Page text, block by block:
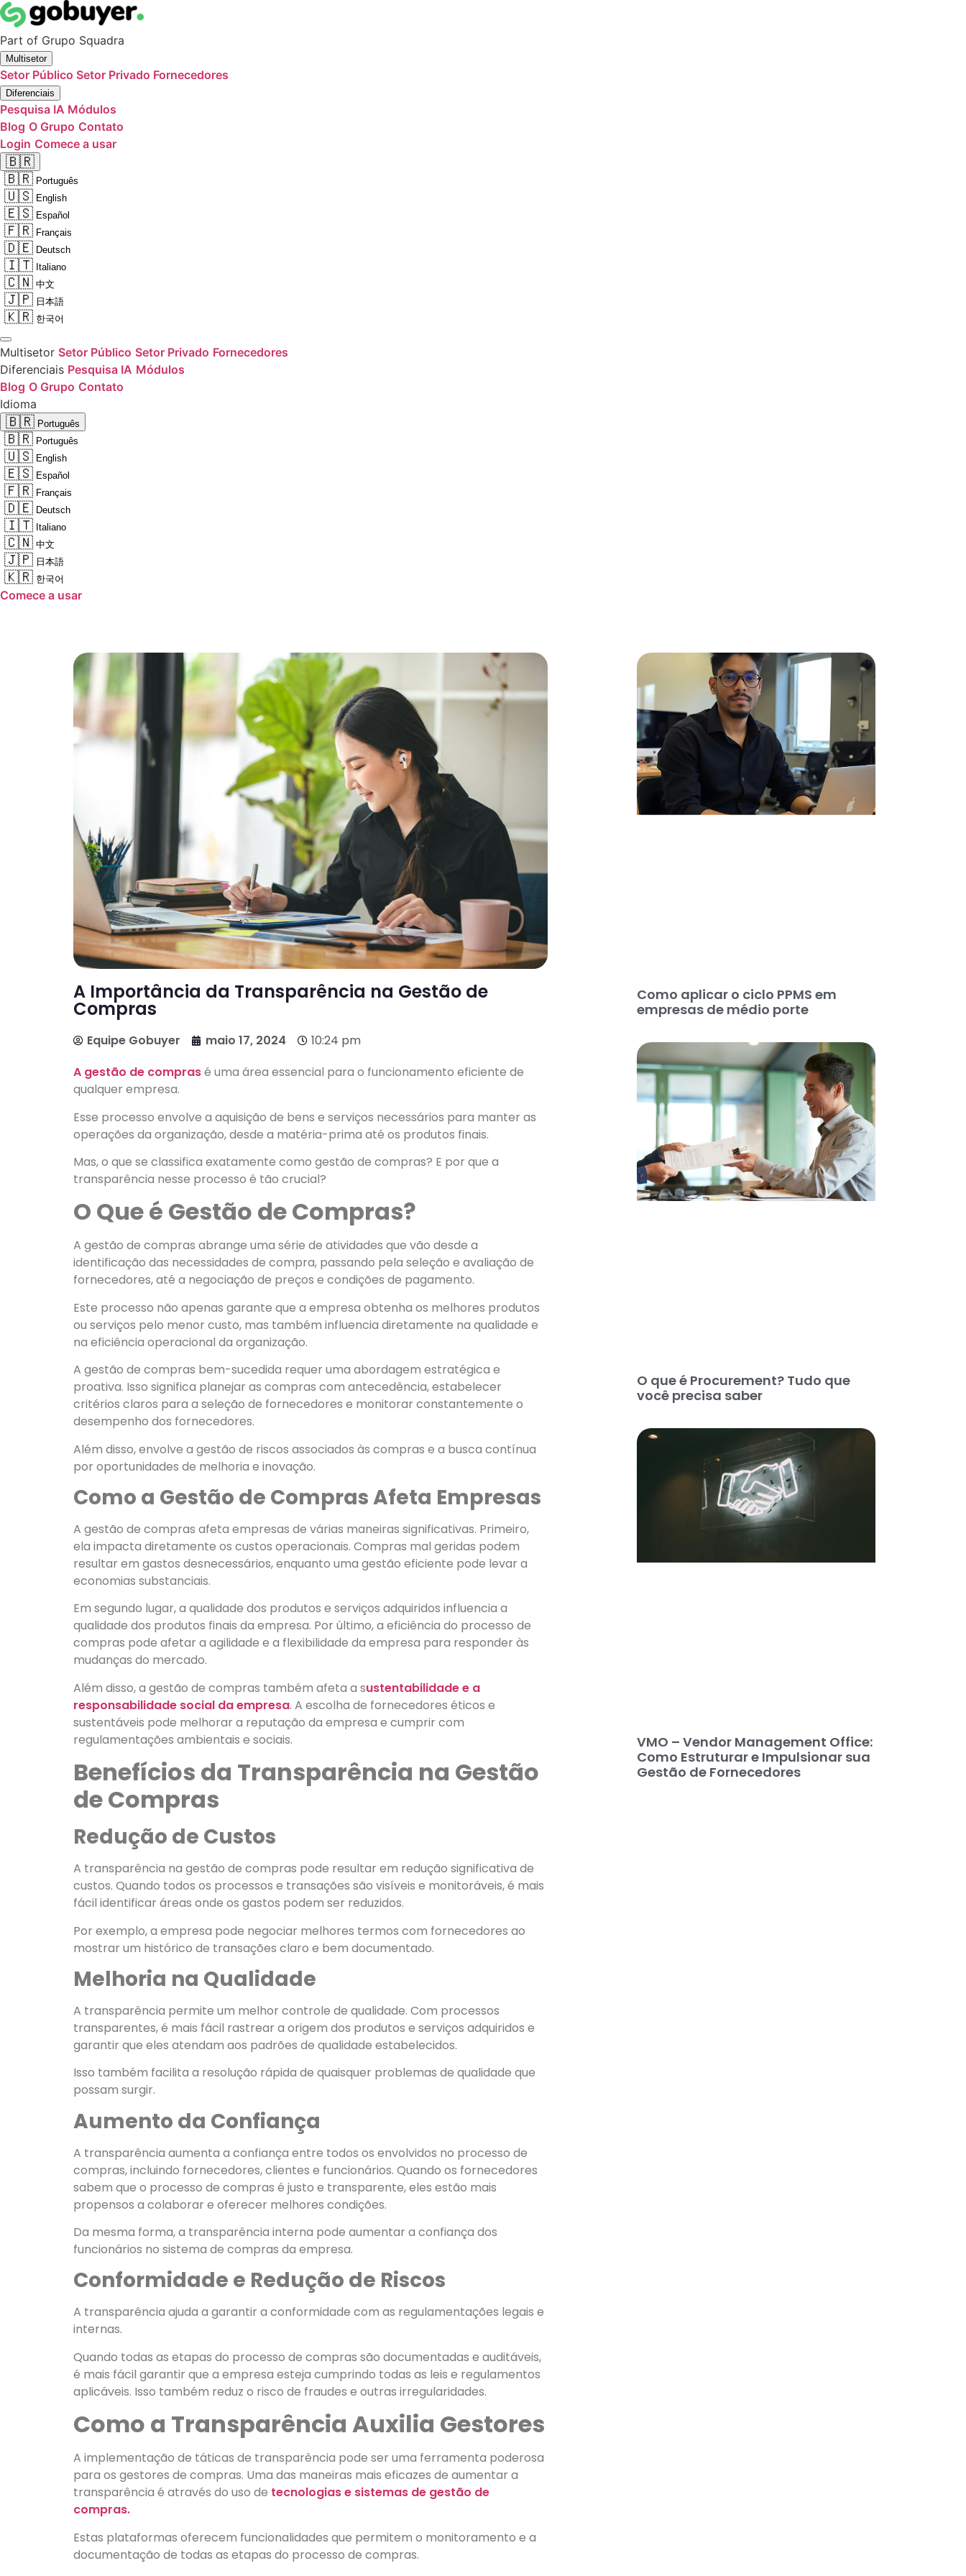
Part of Grupo Squadra
Multisetor
Setor Público Setor Privado Fornecedores
Diferenciais
Pesquisa IA Módulos
Blog O Grupo Contato
Login Comece a usar
🇧🇷
🇧🇷 Português
🇺🇸 English
🇪🇸 Español
🇫🇷 Français
🇩🇪 Deutsch
🇮🇹 Italiano
🇨🇳 中文
🇯🇵 日本語
🇰🇷 한국어
Multisetor Setor Público Setor Privado Fornecedores
Diferenciais Pesquisa IA Módulos
Blog O Grupo Contato
Idioma
🇧🇷 Português
🇧🇷 Português
🇺🇸 English
🇪🇸 Español
🇫🇷 Français
🇩🇪 Deutsch
🇮🇹 Italiano
🇨🇳 中文
🇯🇵 日本語
🇰🇷 한국어
Comece a usar
A Importância da Transparência na Gestão de
Compras
Equipe Gobuyer maio 17, 2024
10:24 pm
A gestão de comprasé uma área essencial para o funcionamento eficiente de
qualquer empresa.
Esse processo envolve a aquisição de bens e serviços necessários para manter as
operações da organização, desde a matéria-prima até os produtos finais.
Mas, o que se classifica exatamente como gestão de compras? E por que a
transparência nesse processo é tão crucial?
O Que é Gestão de Compras?
A gestão de compras abrange uma série de atividades que vão desde a
identificação das necessidades de compra, passando pela seleção e avaliação de
fornecedores, até a negociação de preços e condições de pagamento.
Este processo não apenas garante que a empresa obtenha os melhores produtos
ou serviços pelo menor custo, mas também influencia diretamente na qualidade e
na eficiência operacional da organização.
A gestão de compras bem-sucedida requer uma abordagem estratégica e
proativa. Isso significa planejar as compras com antecedência, estabelecer
critérios claros para a seleção de fornecedores e monitorar constantemente o
desempenho dos fornecedores.
Além disso, envolve a gestão de riscos associados às compras e a busca contínua
por oportunidades de melhoria e inovação.
Como a Gestão de Compras Afeta Empresas
A gestão de compras afeta empresas de várias maneiras significativas. Primeiro,
ela impacta diretamente os custos operacionais. Compras mal geridas podem
resultar em gastos desnecessários, enquanto uma gestão eficiente pode levar a
economias substanciais.
Em segundo lugar, a qualidade dos produtos e serviços adquiridos influencia a
qualidade dos produtos finais da empresa. Por último, a eficiência do processo de
compras pode afetar a agilidade e a flexibilidade da empresa para responder às
mudanças do mercado.
Além disso, a gestão de compras também afeta a sustentabilidade e a
responsabilidade social da empresa. A escolha de fornecedores éticos e
sustentáveis pode melhorar a reputação da empresa e cumprir com
regulamentações ambientais e sociais.
Benefícios da Transparência na Gestão
de Compras
Redução de Custos
A transparência na gestão de compras pode resultar em redução significativa de
custos. Quando todos os processos e transações são visíveis e monitoráveis, é mais
fácil identificar áreas onde os gastos podem ser reduzidos.
Por exemplo, a empresa pode negociar melhores termos com fornecedores ao
mostrar um histórico de transações claro e bem documentado.
Melhoria na Qualidade
A transparência permite um melhor controle de qualidade. Com processos
transparentes, é mais fácil rastrear a origem dos produtos e serviços adquiridos e
garantir que eles atendam aos padrões de qualidade estabelecidos.
Isso também facilita a resolução rápida de quaisquer problemas de qualidade que
possam surgir.
Aumento da Confiança
A transparência aumenta a confiança entre todos os envolvidos no processo de
compras, incluindo fornecedores, clientes e funcionários. Quando os fornecedores
sabem que o processo de compras é justo e transparente, eles estão mais
propensos a colaborar e oferecer melhores condições.
Da mesma forma, a transparência interna pode aumentar a confiança dos
funcionários no sistema de compras da empresa.
Conformidade e Redução de Riscos
A transparência ajuda a garantir a conformidade com as regulamentações legais e
internas.
Quando todas as etapas do processo de compras são documentadas e auditáveis,
é mais fácil garantir que a empresa esteja cumprindo todas as leis e regulamentos
aplicáveis. Isso também reduz o risco de fraudes e outras irregularidades.
Como a Transparência Auxilia Gestores
A implementação de táticas de transparência pode ser uma ferramenta poderosa
para os gestores de compras. Uma das maneiras mais eficazes de aumentar a
transparência é através do uso de tecnologias e sistemas de gestão de
compras.
Estas plataformas oferecem funcionalidades que permitem o monitoramento e a
documentação de todas as etapas do processo de compras.
Como aplicar o ciclo PPMS em
empresas de médio porte
O que é Procurement? Tudo que
você precisa saber
VMO – Vendor Management Office:
Como Estruturar e Impulsionar sua
Gestão de Fornecedores